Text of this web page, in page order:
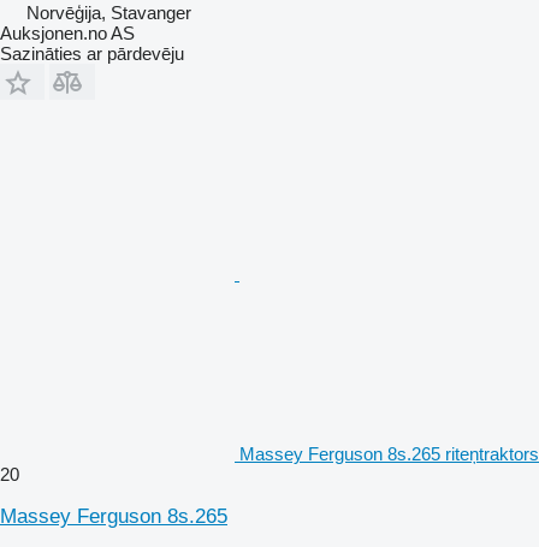
Norvēģija, Stavanger
Auksjonen.no AS
Sazināties ar pārdevēju
Massey Ferguson 8s.265 riteņtraktors
20
Massey Ferguson 8s.265